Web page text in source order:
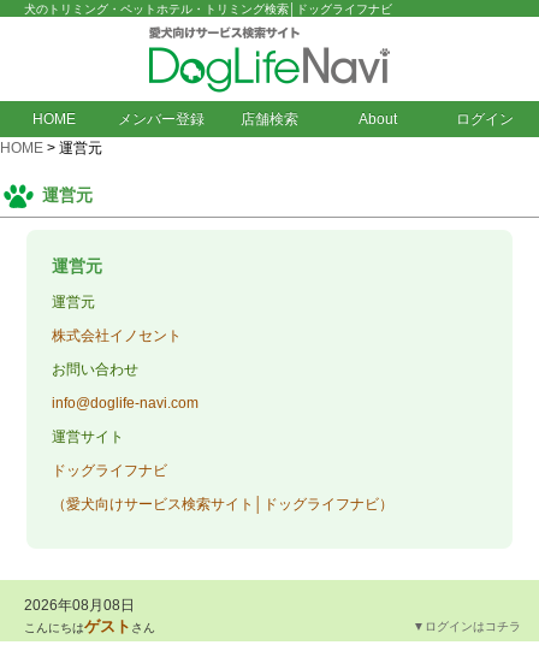
犬のトリミング・ペットホテル・トリミング検索│ドッグライフナビ
HOME メンバー登録 店舗検索 About
ログイン
HOME > 運営元
運営元
運営元
運営元
株式会社イノセント
お問い合わせ
info@doglife-navi.com
運営サイト
ドッグライフナビ
（愛犬向けサービス検索サイト│ドッグライフナビ）
2026年08月08日
こんにちはゲスト さん ▼ログインはコチラ